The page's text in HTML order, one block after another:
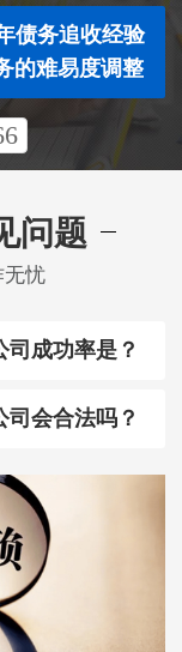
债务追收经验
的难易度调整
问题
无忧
司成功率是？
司会合法吗？